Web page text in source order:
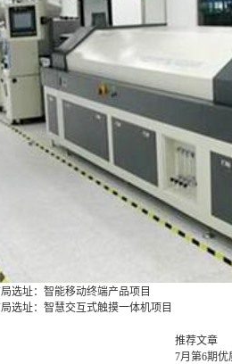
选址：智能移动终端产品项目
选址：智慧交互式触摸一体机项目
推荐文章
7月第6期